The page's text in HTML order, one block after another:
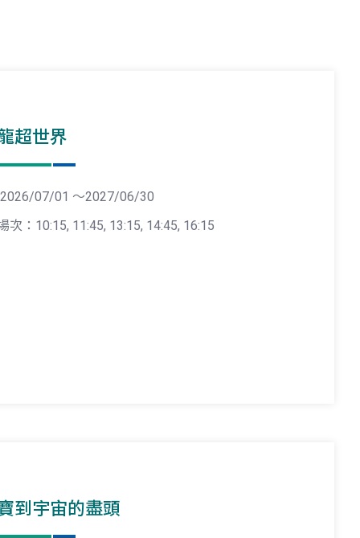
超世界
07/01 ～2027/06/30
次：10:15, 11:45, 13:15, 14:45, 16:15
到宇宙的盡頭